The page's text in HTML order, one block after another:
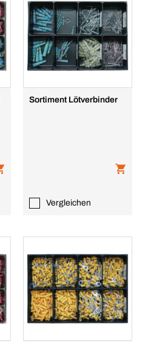
Sortiment Lötverbinder
Vergleichen